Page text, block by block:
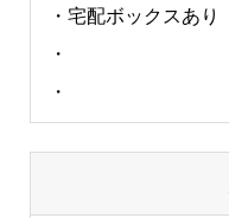
・宅配ボックスあり
・
・